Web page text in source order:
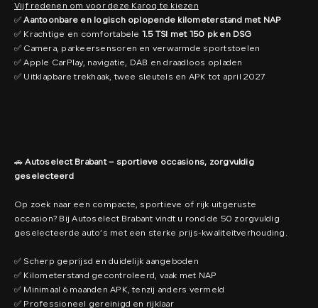
Vijf redenen om voor deze Karoq te kiezen
✅Aantoonbare en logisch oplopende kilometerstand met NAP
✅ Krachtige en comfortabele 1.5 TSI met 150 pk en DSG
✅ Camera, parkeersensoren en verwarmde sportstoelen
✅ Apple CarPlay, navigatie, DAB en draadloos opladen
✅ Uitklapbare trekhaak, twee sleutels en APK tot april 2027
🚗Autoselect Brabant – sportieve occasions, zorgvuldig
geselecteerd
Op zoek naar een compacte, sportieve of rijk uitgeruste
occasion? Bij Autoselect Brabant vindt u rond de 50 zorgvuldig
geselecteerde auto’s met een sterke prijs-kwaliteitverhouding.
✅ Scherp geprijsd en duidelijk aangeboden
✅ Kilometerstand gecontroleerd, vaak met NAP
✅ Minimaal 6 maanden APK, tenzij anders vermeld
✅ Professioneel gereinigd en rijklaar